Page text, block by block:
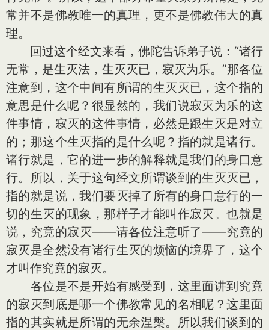
常并不是佛教唯一的真理，更不是佛教伟大的真
理。
回过这个经文来看，佛陀告诉弟子说：“诸行
无常，是生灭法，生灭灭已，寂灭为乐。”那各位
注意到，这个中间有所谓的生灭灭已，这个指的
意思是什么呢？很显然的，我们说寂灭为乐的这
件事情，寂灭的这件事情，必然是跟生灭是对立
的；那这个生灭指的是什么呢？指的就是诸行。
诸行就是，它的进一步的解释就是我们的身口意
行。所以，关于这句经文所谓谈到的生灭灭已，
指的就是说，我们要灭掉了所有的身口意行的一
切的生灭的现象，那样子才能叫作寂灭。也就是
说，究竟的寂灭——请各位注意听了——究竟的
寂灭是全然没有诸行生灭的烦恼的境界了，这个
才叫作究竟的寂灭。
各位是不是开始有感受到，这里面讲到究竟
的寂灭到底是哪一个佛教常见的名相呢？这里面
指的其实就是所谓的无余涅槃。所以我们谈到的